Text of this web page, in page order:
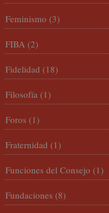
Feminismo (3)
FIBA (2)
Fidelidad (18)
Filosofía (1)
Foros (1)
Fraternidad (1)
Funciones del Consejo (1)
Fundaciones (8)